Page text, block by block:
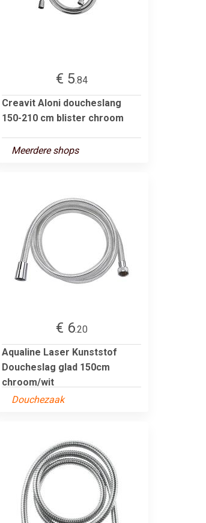
€ 5.84
Creavit Aloni doucheslang
150-210 cm blister chroom
Meerdere shops
€ 6.20
Aqualine Laser Kunststof
Doucheslag glad 150cm
chroom/wit
Douchezaak